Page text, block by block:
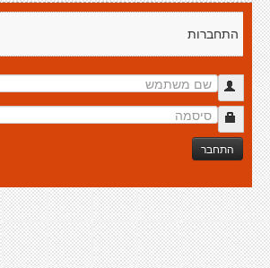
התחברות
התחבר